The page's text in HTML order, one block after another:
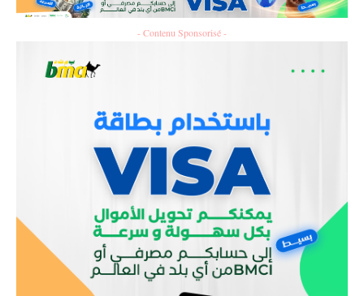
- Contenu Sponsorisé -